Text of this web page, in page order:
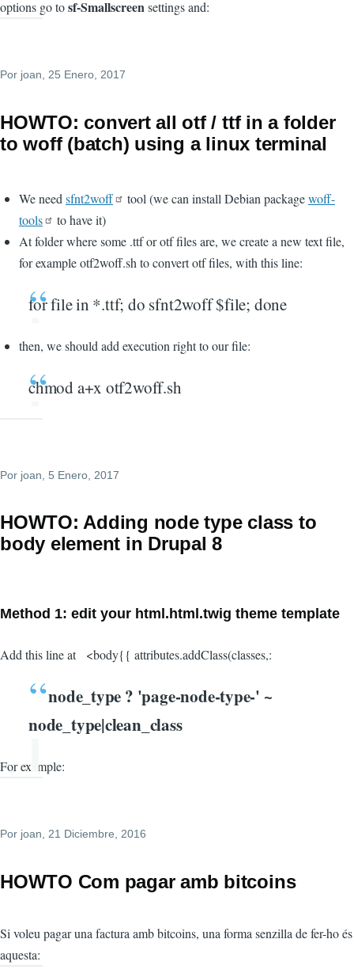
options go tosf-Smallscreensettings and:
Por joan , 25 Enero, 2017
HOWTO: convert all otf / ttf in a folder
to woff (batch) using a linux terminal
We need sfnt2woff tool (we can install Debian packagewoff-
tools
to have it)
At folder where some .ttf or otf files are, we create a new text file,
for example otf2woff.sh to convert otf files, with this line:
for file in *.ttf; do sfnt2woff $file; done
then, we should add execution right to our file:
chmod a+x otf2woff.sh
Por joan , 5 Enero, 2017
HOWTO: Adding node type class to
body element in Drupal 8
Method 1: edit your html.html.twig theme template
Add this line at <body{{ attributes.addClass(classes,:
node_type ? 'page-node-type-' ~
node_type|clean_class
For example:
Por joan , 21 Diciembre, 2016
HOWTO Com pagar amb bitcoins
Si voleu pagar una factura amb bitcoins, una forma senzilla de fer-ho és
aquesta: